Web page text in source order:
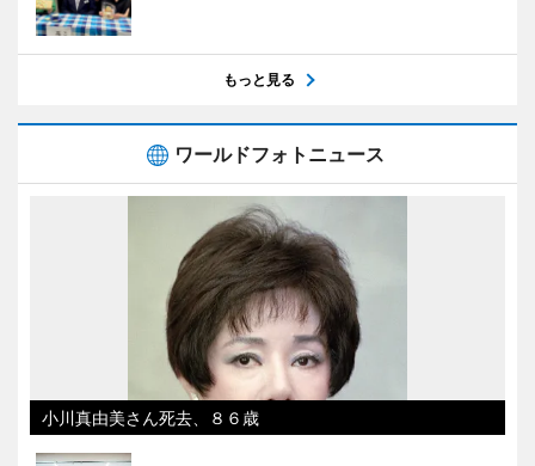
もっと見る
ワールドフォトニュース
小川真由美さん死去、８６歳